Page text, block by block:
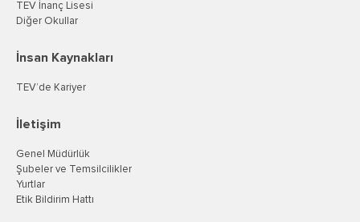
TEV İnanç Lisesi
Diğer Okullar
İnsan Kaynakları
TEV’de Kariyer
İletişim
Genel Müdürlük
Şubeler ve Temsilcilikler
Yurtlar
Etik Bildirim Hattı